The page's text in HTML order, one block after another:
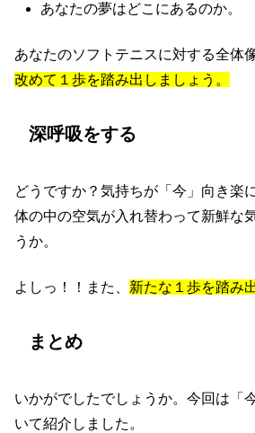
あなたの夢はどこにあるのか。
あなたのソフトテニスに対する全体
改めて１歩を踏み出しましょう。
深呼吸をする
どうですか？気持ちが「今」向き楽
体の中の空気が入れ替わって新鮮な
うか。
よしっ！！また、 新たな１歩を踏み
まとめ
いかがでしたでしょうか。今回は「
いて紹介しました。